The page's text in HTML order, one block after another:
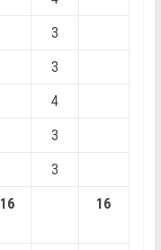
3
3
4
3
3
16 16